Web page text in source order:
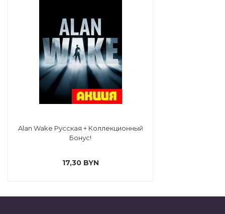
Alan Wake Русская + Коллекционный
Бонус!
17,30 BYN